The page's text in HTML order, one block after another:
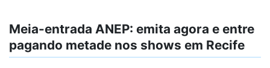
Meia-entrada ANEP: emita agora e entre
pagando metade nos shows em Recife